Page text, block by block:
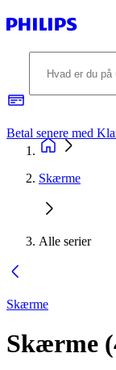
Betal senere med
Skærme
Alle serier
Skærme
Skærme (